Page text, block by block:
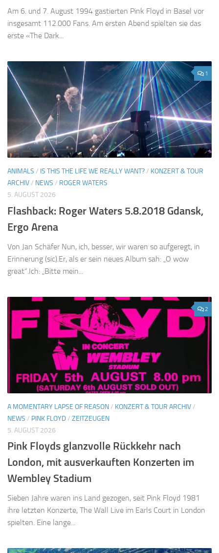
Am 6. und 7. August 1994 gastierten Pink Floyd in Basel vor
insgesamt 112.000 Fans. Am ersten Abend spielten sie das
erste «The Dark...
1
ANIMALS / IS THIS THE LIFE WE REALLY WANT?/ KONZERT & TOUR
ARCHIV/ NEWS / ROGER WATERS
5. AUGUST 2026
Flashback: Roger Waters 5.8.2018 Gdansk,
Ergo Arena
Von Jan Schäfer Nun, ich, besser, wir waren so aufgeregt, in
Erinnerung (sic).Er, als er sein neues Album sah: „O wow
great“.Ich: „Bitte mein...
2
A MOMENTARY LAPSE OF REASON/ KONZERT & TOUR ARCHIV/
NEWS / PINK FLOYD/ ZEITZEUGEN
5. AUGUST 2026
Pink Floyds glanzvolle Rückkehr nach
London, mit ausverkauften Konzerten im
Wembley Stadium
Sieben Jahre waren ins Land gezogen, seit Pink Floyd 1981
ihre letzten Konzerte, The Wall Live im Earls Court in London
spielten. Eine lange...